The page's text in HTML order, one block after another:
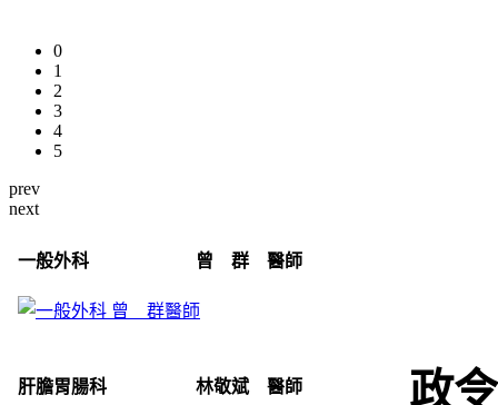
0
1
2
3
4
5
prev
next
一般外科 曾 群 醫師
肝膽胃腸科 林敬斌 醫師 政